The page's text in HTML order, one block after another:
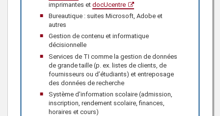
imprimantes et docUcentre
Bureautique : suites Microsoft, Adobe et
autres
Gestion de contenu et informatique
décisionnelle
Services de TI comme la gestion de données
de grande taille (p. ex. listes de clients, de
fournisseurs ou d’étudiants) et entreposage
des données de recherche
Système d'information scolaire (admission,
inscription, rendement scolaire, finances,
horaires et cours)